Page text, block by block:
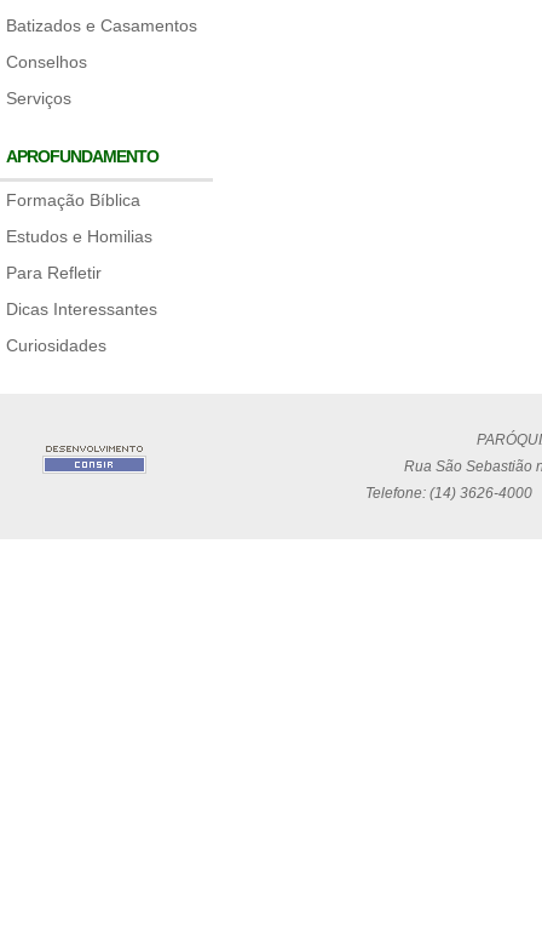
Batizados e Casamentos
Conselhos
Serviços
APROFUNDAMENTO
Formação Bíblica
Estudos e Homilias
Para Refletir
Dicas Interessantes
Curiosidades
Rua São Sebastião
Telefone: (14) 3626-